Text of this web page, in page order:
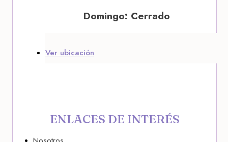
Domingo: Cerrado
Ver ubicación
ENLACES DE INTERÉS